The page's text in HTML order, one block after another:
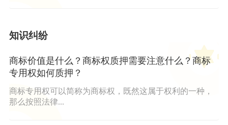
知识纠纷
商标价值是什么？商标权质押需要注意什么？商标
专用权如何质押？
商标专用权可以简称为商标权，既然这属于权利的一种，
那么按照法律...